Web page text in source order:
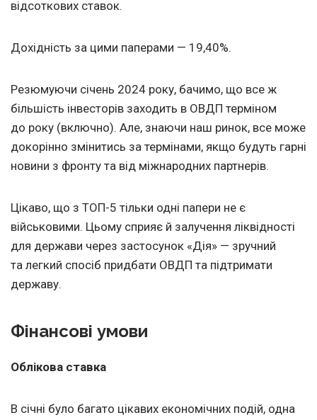
відсоткових ставок.
Дохідність за цими паперами — 19,40%.
Резюмуючи січень 2024 року, бачимо, що все ж
більшість інвесторів заходить в ОВДП терміном
до року (включно). Але, знаючи наш ринок, все може
докорінно змінитись за термінами, якщо будуть гарні
новини з фронту та від міжнародних партнерів.
Цікаво, що з ТОП-5 тільки одні папери не є
військовими. Цьому сприяє й залучення ліквідності
для держави через застосунок «Дія» — зручний
та легкий спосіб придбати ОВДП та підтримати
державу.
Фінансові умови
Облікова ставка
В січні було багато цікавих економічних подій, одна